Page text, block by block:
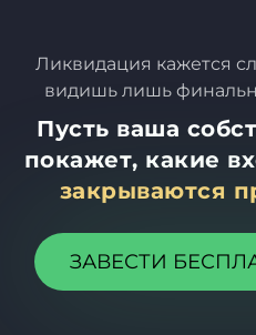
Ликвидация кажется
видишь лишь
Пусть ваша
покажет, какие
закрываются
ЗАВЕСТИ